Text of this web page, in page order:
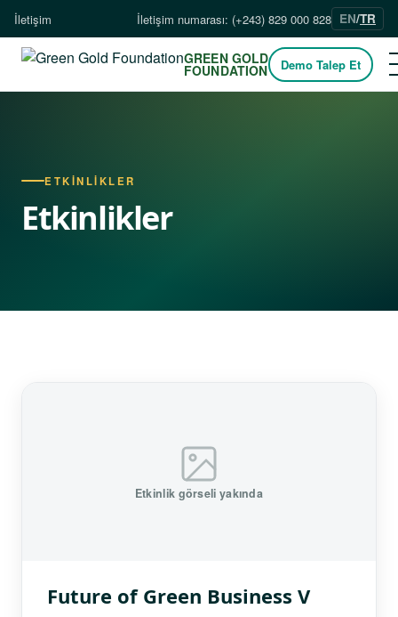
İletişim İletişim numarası: (+243) 829 000 828 EN/TR
GREEN GOLD
FOUNDATION Demo Talep Et
ETKİNLİKLER
Etkinlikler
Etkinlik görseli yakında
Future of Green Business V